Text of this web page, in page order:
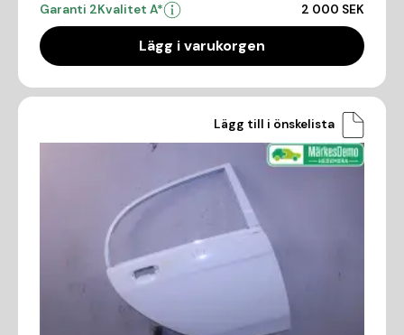
Garanti 2Kvalitet A* 2 000 SEK
Lägg i varukorgen
Lägg till i önskelista